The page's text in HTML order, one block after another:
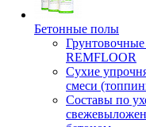
Бетонные полы
REMFLOOR
Сухие
смеси
Составы по